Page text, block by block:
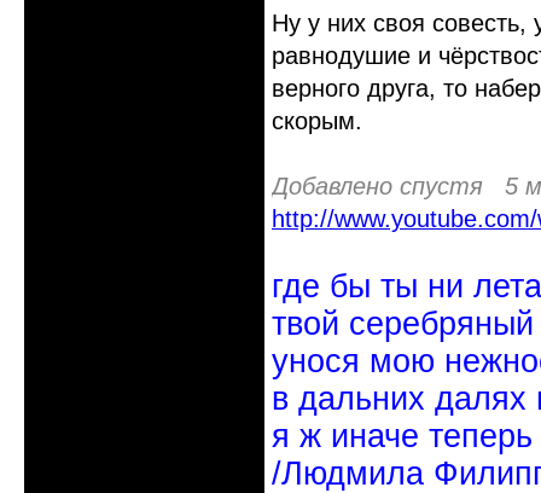
Ну у них своя совесть,
равнодушие и
верного друга, то
скорым.
Добавлено спустя 5
http://
где бы ты ни
твой
унося мою
в дальних
я ж иначе
/Людмила